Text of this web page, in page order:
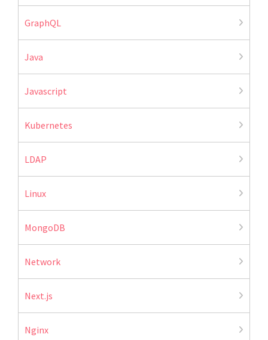
GraphQL
Java
Javascript
Kubernetes
LDAP
Linux
MongoDB
Network
Next.js
Nginx